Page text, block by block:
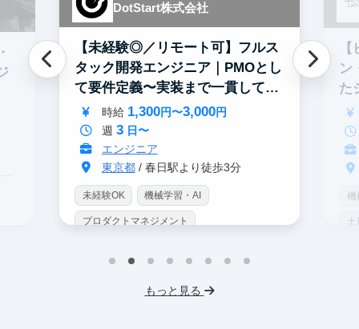
DotStart株式会社
【未経験◎／リモート可】フルス
タック開発エンジニア｜PMOとし
て要件定義〜実装まで一貫して担
当
時給 1,300円〜3,000円
週 3日〜
エンジニア
東京都/ 春日駅より徒歩3分
未経験OK 機械学習・AI
プロダクトマネジメント
ン
た
機
もっと見る